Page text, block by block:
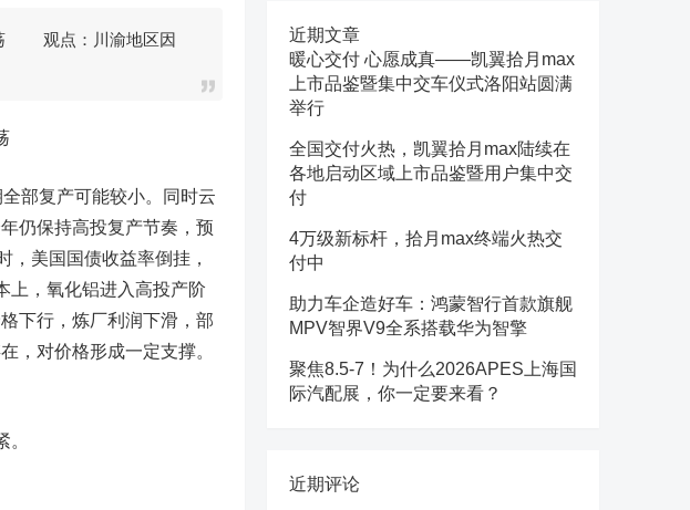
荡 观点：川渝地区因
部复产可能较小。同时云
仍保持高投复产节奏，预
，美国国债收益率倒挂，
上，氧化铝进入高投产阶
下行，炼厂利润下滑，部
，对价格形成一定支撑。
近期文章
暖心交付 心愿成真——凯翼拾月max
上市品鉴暨集中交车仪式洛阳站圆满
举行
全国交付火热，凯翼拾月max陆续在
各地启动区域上市品鉴暨用户集中交
付
4万级新标杆，拾月max终端火热交
付中
助力车企造好车：鸿蒙智行首款旗舰
MPV智界V9全系搭载华为智擎
聚焦8.5-7！为什么2026APES上海国
际汽配展，你一定要来看？
近期评论